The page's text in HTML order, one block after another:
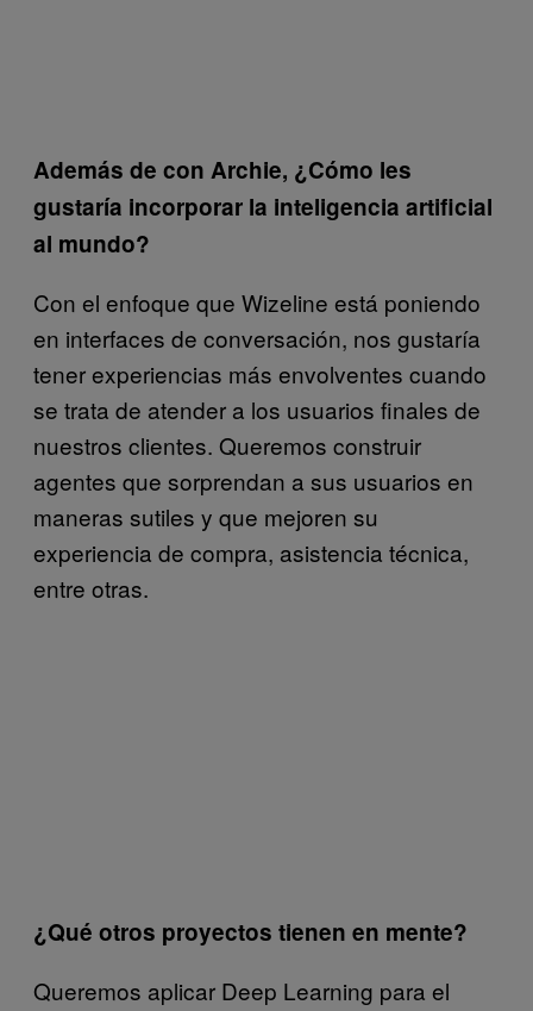
Además de con Archie, ¿Cómo les
gustaría incorporar la inteligencia artificial
al mundo?
Con el enfoque que Wizeline está poniendo
en interfaces de conversación, nos gustaría
tener experiencias más envolventes cuando
se trata de atender a los usuarios finales de
nuestros clientes. Queremos construir
agentes que sorprendan a sus usuarios en
maneras sutiles y que mejoren su
experiencia de compra, asistencia técnica,
entre otras.
¿Qué otros proyectos tienen en mente?
Queremos aplicar Deep Learning para el